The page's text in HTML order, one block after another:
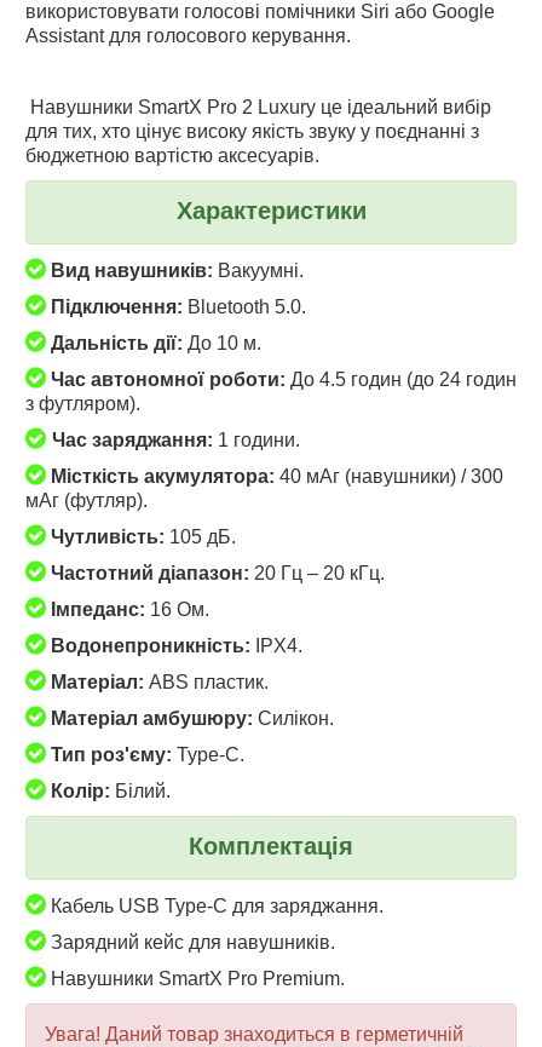
використовувати голосові помічники Siri або Google
Assistant для голосового керування.
Навушники SmartX Pro 2 Luxury це ідеальний вибір
для тих, хто цінує високу якість звуку у поєднанні з
бюджетною вартістю аксесуарів.
Характеристики
Вид навушників: Вакуумні.
Підключення: Bluetooth 5.0.
Дальність дії: До 10 м.
Час автономної роботи: До 4.5 годин (до 24 годин
з футляром).
Час заряджання: 1 години.
Місткість акумулятора: 40 мАг (навушники) / 300
мАг (футляр).
Чутливість: 105 дБ.
Частотний діапазон: 20 Гц – 20 кГц.
Імпеданс: 16 Ом.
Водонепроникність: IPX4.
Матеріал: ABS пластик.
Матеріал амбушюру: Силікон.
Тип роз'єму: Type-C.
Колір: Білий.
Комплектація
Кабель USB Type-C для заряджання.
Зарядний кейс для навушників.
Навушники SmartX Pro Premium.
Увага! Даний товар знаходиться в герметичній